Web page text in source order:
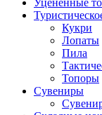
Уцененные
Кукри
Лопаты
Пила
Топоры
Сувениры